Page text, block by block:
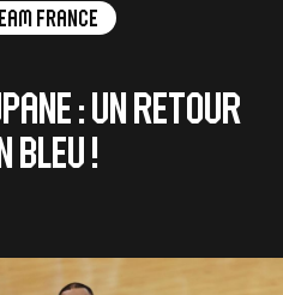
France
: Un retour
bleu !